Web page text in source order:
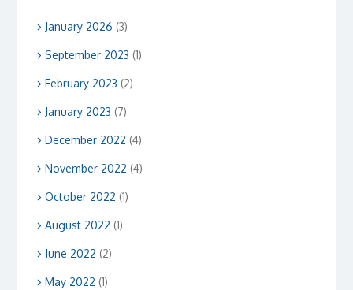
January 2026 (3)
September 2023 (1)
February 2023 (2)
January 2023 (7)
December 2022 (4)
November 2022 (4)
October 2022 (1)
August 2022 (1)
June 2022 (2)
May 2022 (1)